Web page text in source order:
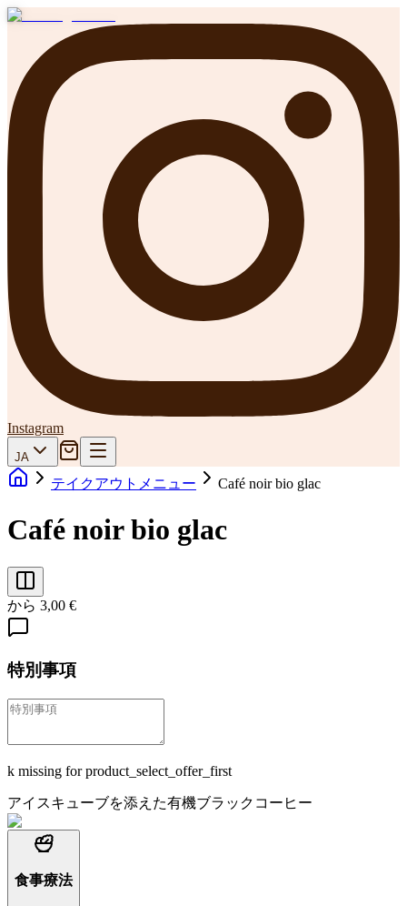
Instagram
JA
テイクアウトメニュー Café noir bio glac
Café noir bio glac
から 3,00 €
特別事項
k missing for product_select_offer_first
アイスキューブを添えた有機ブラックコーヒー
食事療法